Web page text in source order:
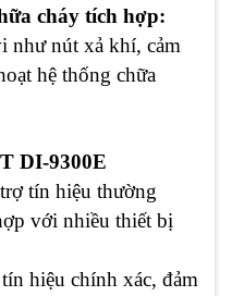
cháy tích hợp:
như nút xả khí, cảm
hệ thống chữa
DI-9300E
tín hiệu thường
với nhiều thiết bị
hiệu chính xác, đảm